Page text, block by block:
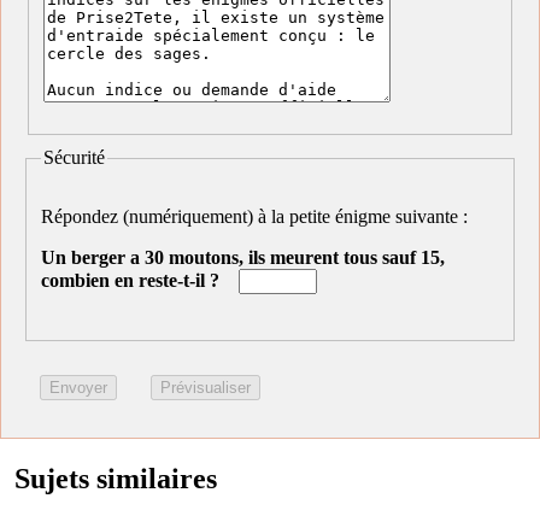
Sécurité
Répondez (numériquement) à la petite énigme suivante :
Un berger a 30 moutons, ils meurent tous sauf 15,
combien en reste-t-il ?
Sujets similaires